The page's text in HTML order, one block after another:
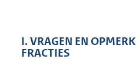
I. VRAGEN EN
FRACTIES